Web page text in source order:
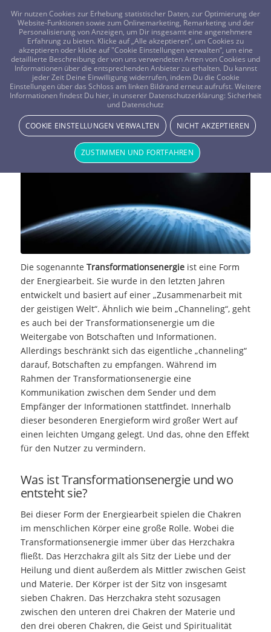
FRAGEN? KOSTENLOS ANRUFEN: 0800-8478266
Transformationsenergie – Energie
aus dem Herzen des Kosmos
ENERGIE & LICHT
Die sogenannte Transformationsenergieist eine Form
der Energiearbeit. Sie wurde in den letzten Jahren
entwickelt und basiert auf einer „Zusammenarbeit mit
der geistigen Welt“. Ähnlich wie beim „Channeling“, geht
es auch bei der Transformationsenergie um die
Weitergabe von Botschaften und Informationen.
Allerdings beschränkt sich das eigentliche „channeling“
darauf, Botschaften zu empfangen. Während im
Rahmen der Transformationsenergie eine
Kommunikation zwischen dem Sender und dem
Empfänger der Informationen stattfindet. Innerhalb
dieser besonderen Energieform wird großer Wert auf
einen leichten Umgang gelegt. Und das, ohne den Effekt
für den Nutzer zu vermindern.
Was ist Transformationsenergie und wo
entsteht sie?
Bei dieser Form der Energiearbeit spielen die Chakren
im menschlichen Körper eine große Rolle. Wobei die
Transformationsenergie immer über das Herzchakra
fließt. Das Herzchakra gilt als Sitz der Liebe und der
Heilung und dient außerdem als Mittler zwischen Geist
und Materie. Der Körper ist der Sitz von insgesamt
sieben Chakren. Das Herzchakra steht sozusagen
zwischen den unteren drei Chakren der Materie und
den drei oberen Chakren, die Geist und Spiritualität
Wir nutzen Cookies zur Erhebung statistischer Daten, zur Optimierung der
Website-Funktionen sowie zum Onlinemarketing, Remarketing und der
Personalisierung von Anzeigen, um Dir insgesamt eine angenehmere
Erfahrung zu bieten. Klicke auf „Alle akzeptieren“, um Cookies zu
akzeptieren oder klicke auf "Cookie Einstellungen verwalten“, um eine
detaillierte Beschreibung der von uns verwendeten Arten von Cookies und
Informationen über die entsprechenden Anbieter zu erhalten. Du kannst
jeder Zeit Deine Einwilligung widerrufen, indem Du die Cookie
Einstellungen über das Schloss am linken Bildrand erneut aufrufst. Weitere
Informationen findest Du hier, in unserer Datenschutzerklärung: Sicherheit
und Datenschutz
COOKIE EINSTELLUNGEN VERWALTEN NICHT AKZEPTIEREN
ZUSTIMMEN UND FORTFAHREN